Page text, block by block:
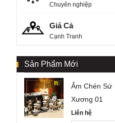
Chuyên nghiệp
Giá Cả
Cạnh Tranh
Sản Phẩm Mới
Ấm Chén Sứ
Xương 01
Liên hệ